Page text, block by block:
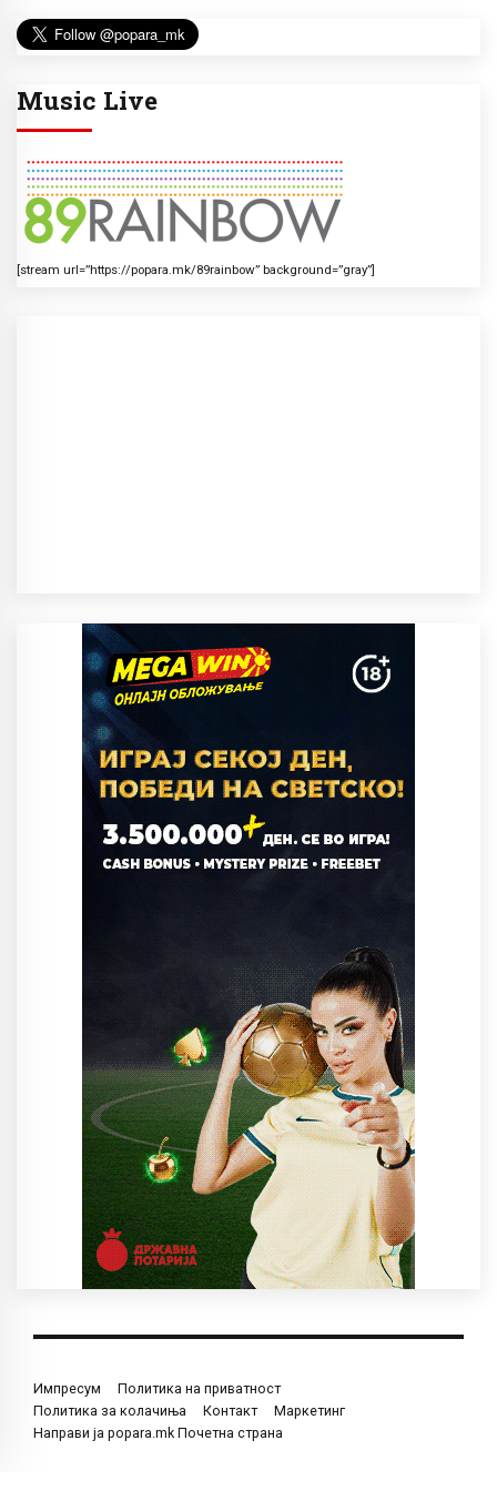
Music Live
[stream url=”https://popara.mk/89rainbow” background=”gray”]
Импресум
Политика на приватност
Политика за колачиња
Контакт
Маркетинг
Направи ја popara.mk Почетна страна